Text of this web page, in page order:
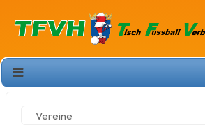
Vereine